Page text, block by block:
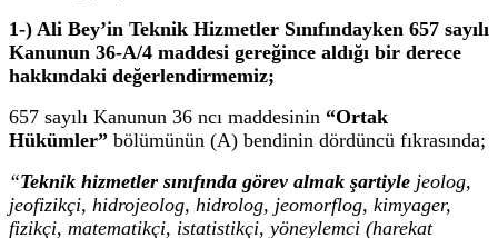
1-) Ali Bey’in Teknik Hizmetler Sınıfındayken 657 sayılı
Kanunun 36-A/4 maddesi gereğince aldığı bir derece
hakkındaki değerlendirmemiz;
657 sayılı Kanunun 36 ncı maddesinin “Ortak
Hükümler” bölümünün (A) bendinin dördüncü fıkrasında;
“Teknik hizmetler sınıfında görev almak şartiyle jeolog,
jeofizikçi, hidrojeolog, hidrolog, jeomorflog, kimyager,
fizikçi, matematikçi, istatistikçi, yöneylemci (harekat